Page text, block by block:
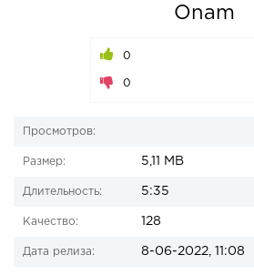
Onam
0
0
Просмотров:
Размер: 5,11 MB
Длительность: 5:35
Качество: 128
Дата релиза: 8-06-2022, 11:08